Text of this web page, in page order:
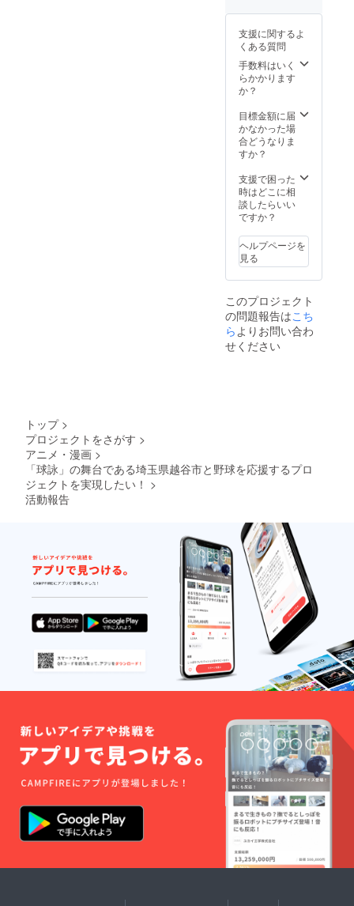
性があ
りま
す。
※④ 任
意。希
望する
お名前
を備考
欄へ記
ます。
備考欄
にお名
前の記
い場合
は記載
されま
せんの
意くだ
さい。
不適切
なお名
前の記
②「球
リジナ
ルス
テッ
カー4種
③「球
リジナ
ルクリ
アファ
イル4種
イク
アート
にお名
前記載
監修中
のた
め、デ
ザイ
様は変
更にな
る可能
性があ
りま
欄へ記
入をお
にお名
前の記
入がな
い場合
は記載
されま
せんの
でご注
意くだ
さい。
不適切
なお名
前の記
入はお
ださ
い。
支援に関するよ
くある質問
手数料はいく
らかかります
か？
目標金額に届
かなかった場
合どうなりま
すか？
支援で困った
時はどこに相
談したらいい
ですか？
ヘルプページを
見る
このプロジェクト
の問題報告はこち
ら よりお問い合わ
せください
トップ >
プロジェクトをさがす >
アニメ・漫画 >
「球詠」の舞台である埼玉県越谷市と野球を応援するプロ
ジェクトを実現したい！ >
活動報告